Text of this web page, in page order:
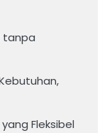
tanpa
Fleksibel